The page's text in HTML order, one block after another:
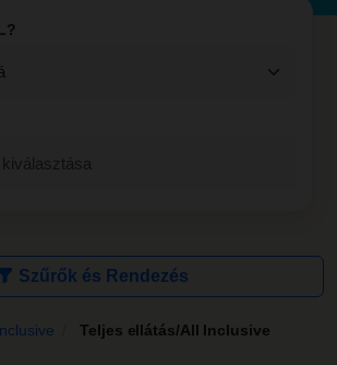
Szűrők és Rendezés
Teljes ellátás/All Inclusive